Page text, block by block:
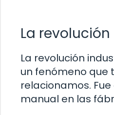
La
La revolución
un fenómeno que
relacionamos.
manual en las